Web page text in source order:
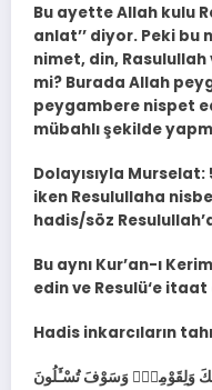
Bu ayette Allah kulu
anlat’’ diyor. Peki bu
nimet, din,
mi? Burada Allah
peygambere nispet
mübahlı şekilde
Dolayısıyla
iken Resulullaha
hadis/söz
Bu aynı Kur’an-ı
edin ve Resulü‘e
Hadis inkarcıların